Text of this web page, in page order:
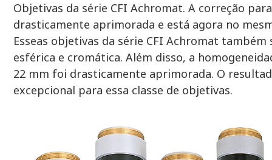
Objetivas da série CFI Achromat. A correção
drasticamente aprimorada e está agora no
Esseas objetivas da série CFI Achromat
esférica e cromática. Além disso, a
22 mm foi drasticamente aprimorada. O
excepcional para essa classe de objetivas.